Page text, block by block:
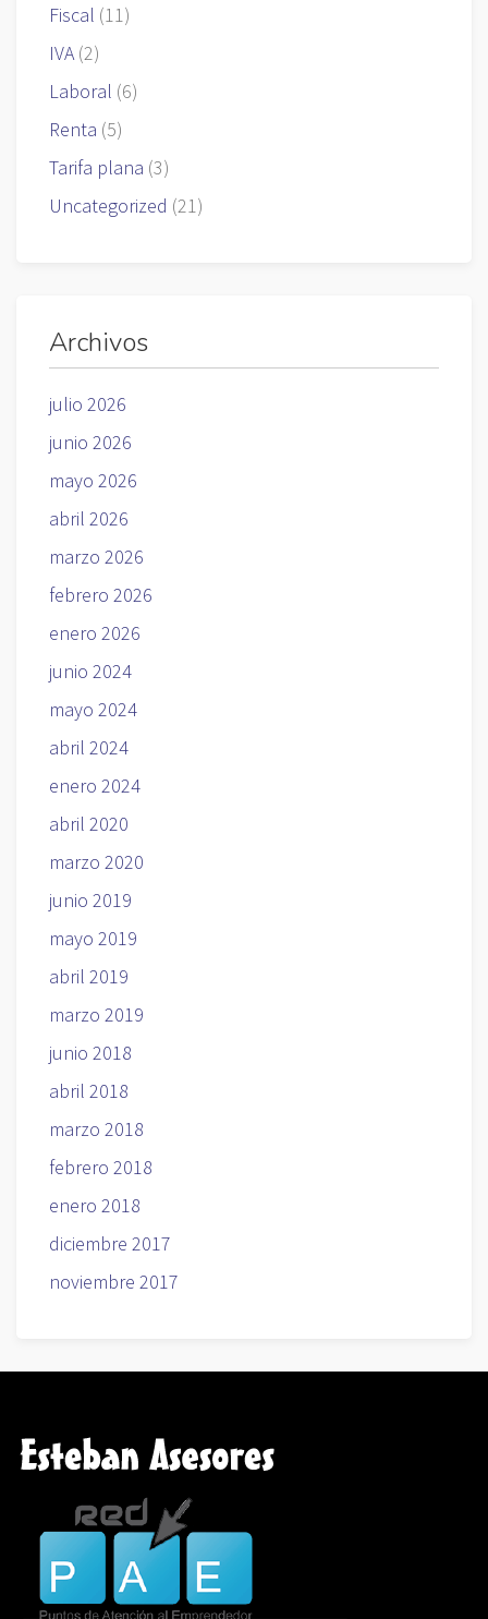
Fiscal (11)
IVA (2)
Laboral (6)
Renta (5)
Tarifa plana (3)
Uncategorized (21)
Archivos
julio 2026
junio 2026
mayo 2026
abril 2026
marzo 2026
febrero 2026
enero 2026
junio 2024
mayo 2024
abril 2024
enero 2024
abril 2020
marzo 2020
junio 2019
mayo 2019
abril 2019
marzo 2019
junio 2018
abril 2018
marzo 2018
febrero 2018
enero 2018
diciembre 2017
noviembre 2017